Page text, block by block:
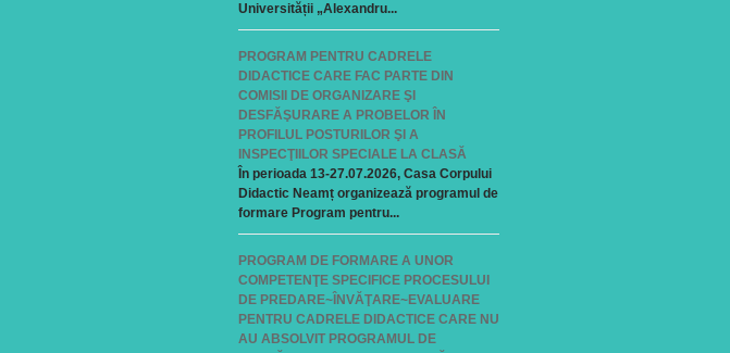
Universității „Alexandru...
PROGRAM PENTRU CADRELE
DIDACTICE CARE FAC PARTE DIN
COMISII DE ORGANIZARE ŞI
DESFĂŞURARE A PROBELOR ÎN
PROFILUL POSTURILOR ŞI A
INSPECŢIILOR SPECIALE LA CLASĂ
În perioada 13-27.07.2026, Casa Corpului
Didactic Neamț organizează programul de
formare Program pentru...
PROGRAM DE FORMARE A UNOR
COMPETENŢE SPECIFICE PROCESULUI
DE PREDARE~ÎNVĂŢARE~EVALUARE
PENTRU CADRELE DIDACTICE CARE NU
AU ABSOLVIT PROGRAMUL DE